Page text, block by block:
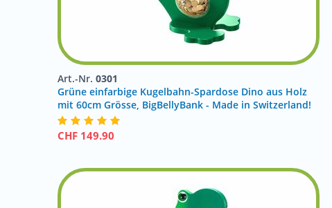
Art.-Nr. 0301
Grüne einfarbige Kugelbahn-Spardose Dino aus Holz
mit 60cm Grösse, BigBellyBank - Made in Switzerland!
CHF 149.90